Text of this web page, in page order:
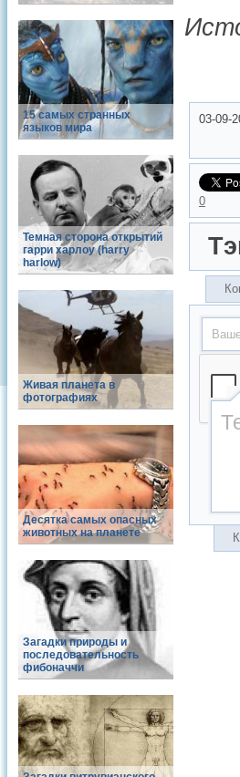
15 самых странных
языков мира
Темная сторона открытий
гарри харлоу (harry
harlow)
Живая планета в
фотографиях
Десятка самых опасных
животных на планете
Загадки природы и
последовательность
фибоначчи
03-09-
0